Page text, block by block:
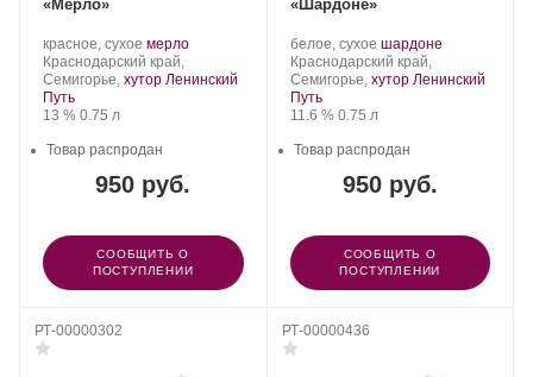
«Мерло»
Производитель:
Тристория.
красное, сухое .
Сорт
винограда:
мерло.
Регион:
Краснодарский край,
Семигорье, хутор Ленинский
Путь
Крепость
13 %. Объем
0.75 л
950 руб.
Товар распродан
СООБЩИТЬ О
ПОСТУПЛЕНИИ
«Шардоне»
Производитель:
Тристория.
белое, сухое .
Сорт
винограда:
шардоне.
Регион:
Краснодарский край,
Семигорье, хутор Ленинский
Путь
Крепость
11.6 %. Объем
0.75 л
950 руб.
Товар распродан
СООБЩИТЬ О
ПОСТУПЛЕНИИ
РТ-00000302 РТ-00000436